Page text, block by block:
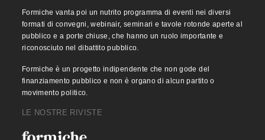
Formiche vanta poi un nutrito programma di eventi nei diversi
formati di convegni, webinair, seminari e tavole rotonde aperte al
pubblico e a porte chiuse, che hanno un ruolo importante e
riconosciuto nel dibattito pubblico.
Formiche è un progetto indipendente che non gode del
finanziamento pubblico e non è organo di alcun partito o
movimento politico.
LE NOSTRE RIVISTE